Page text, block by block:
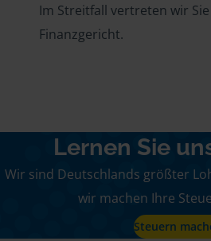
Im Streitfall vertreten wir
Finanzgericht.
Lernen Sie
Wir sind Deutschlands größter
wir machen Ihre
Steuern